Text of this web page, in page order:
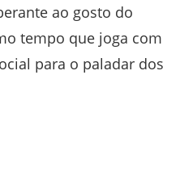
ao gosto do
tempo que joga com
para o paladar dos